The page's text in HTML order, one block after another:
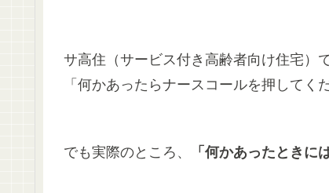
サ高住（サービス付き高齢者向け住宅）で
「何かあったらナースコールを押してく
でも実際のところ、 「何かあったときに